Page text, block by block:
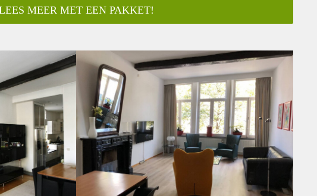
m².
31 m2 en ligt op de eerste verdieping. Het is een mooie lichte
de vloer word nieuw gelegd. (hout).
is van alle gemakken voorzien. Er is een 4-pits ceramisch kookstel
ingebouwde afzuigkap, 10 keukenkasten en een koffiezet apparaat. Het
is de grote koelkast. Een prachtige Amerikaanse koelkast, met een groot
deze koelkast een ijsblokjesmachine.
en linnengoed.
met inbouwkasten en design radiator. Er is verder aanwezig een wastafel
en droger. De oppervlakte van de badkamer is 4,3 m².
15m². De vloer is bedekt met vloerbedekking. Er is een 2-deurs
bureau, televisie en een ruim tweepersoonsbed. Ook hier is het
MEER MET EEN PAKKET!